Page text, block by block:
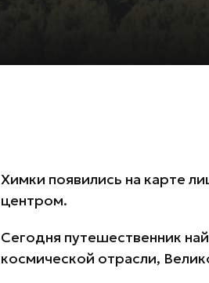
Химки появились на карте
центром.
Сегодня путешественник
космической отрасли,